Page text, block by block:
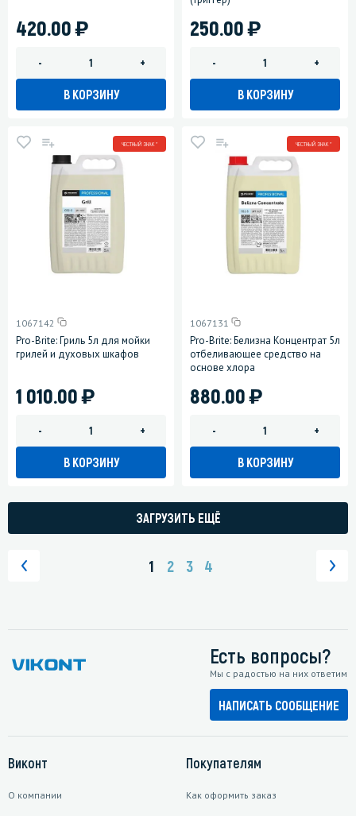
420.00)
- +
В КОРЗИНУ
250.00)
- +
В КОРЗИНУ
ЧЕСТНЫЙ ЗНАК *
1067142
Pro-Brite: Гриль 5л для мойки
грилей и духовых шкафов
1 010.00)
- +
В КОРЗИНУ
ЧЕСТНЫЙ ЗНАК *
1067131
Pro-Brite: Белизна Концентрат 5л
отбеливающее средство на
основе хлора
880.00)
- +
В КОРЗИНУ
ЗАГРУЗИТЬ ЕЩЁ
1 2 3 4
Есть вопросы?
Мы с радостью на них ответим
НАПИСАТЬ СООБЩЕНИЕ
Виконт
О компании
Покупателям
Как оформить заказ